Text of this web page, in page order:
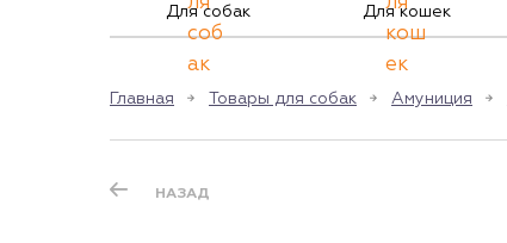
Для собак Для кошек
Главная Товары для собак Амуниция
НАЗАД